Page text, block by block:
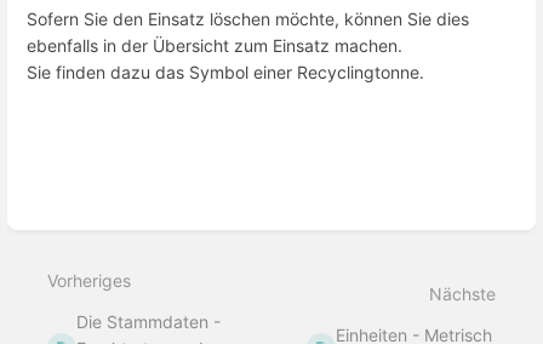
Sofern Sie den Einsatz löschen möchte, können Sie dies
ebenfalls in der Übersicht zum Einsatz machen.
Sie finden dazu das Symbol einer Recyclingtonne.
Vorheriges
Die Stammdaten -
Nächste
Einheiten - Metrisch